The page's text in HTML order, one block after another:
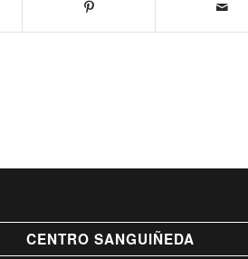
CENTRO SANGUIÑEDA